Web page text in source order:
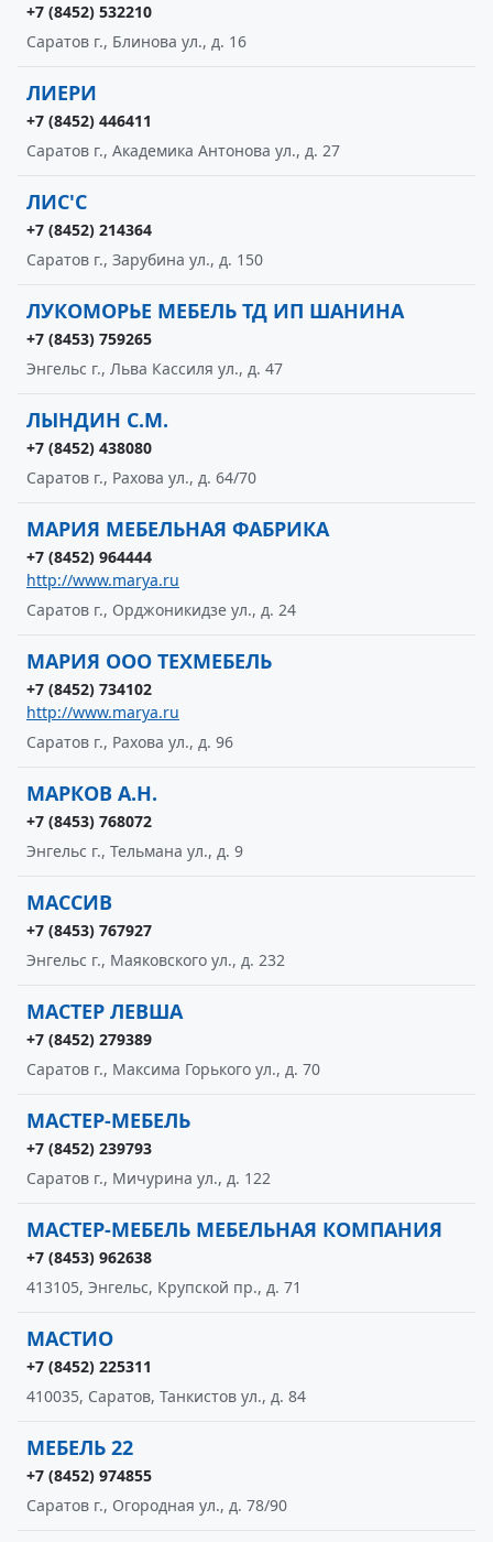
+7 (8452) 532210
Саратов г., Блинова ул., д. 16
ЛИЕРИ
+7 (8452) 446411
Саратов г., Академика Антонова ул., д. 27
ЛИС'С
+7 (8452) 214364
Саратов г., Зарубина ул., д. 150
ЛУКОМОРЬЕ МЕБЕЛЬ ТД ИП ШАНИНА
+7 (8453) 759265
Энгельс г., Льва Кассиля ул., д. 47
ЛЫНДИН С.М.
+7 (8452) 438080
Саратов г., Рахова ул., д. 64/70
МАРИЯ МЕБЕЛЬНАЯ ФАБРИКА
+7 (8452) 964444
http://www.marya.ru
Саратов г., Орджоникидзе ул., д. 24
МАРИЯ ООО ТЕХМЕБЕЛЬ
+7 (8452) 734102
http://www.marya.ru
Саратов г., Рахова ул., д. 96
МАРКОВ А.Н.
+7 (8453) 768072
Энгельс г., Тельмана ул., д. 9
МАССИВ
+7 (8453) 767927
Энгельс г., Маяковского ул., д. 232
МАСТЕР ЛЕВША
+7 (8452) 279389
Саратов г., Максима Горького ул., д. 70
МАСТЕР-МЕБЕЛЬ
+7 (8452) 239793
Саратов г., Мичурина ул., д. 122
МАСТЕР-МЕБЕЛЬ МЕБЕЛЬНАЯ КОМПАНИЯ
+7 (8453) 962638
413105, Энгельс, Крупской пр., д. 71
МАСТИО
+7 (8452) 225311
410035, Саратов, Танкистов ул., д. 84
МЕБЕЛЬ 22
+7 (8452) 974855
Саратов г., Огородная ул., д. 78/90